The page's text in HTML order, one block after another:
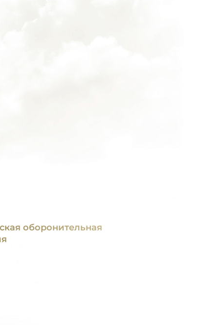
оборонительная